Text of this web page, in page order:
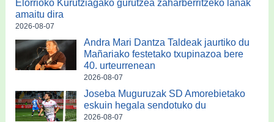
Elorrioko Kurutziagako gurutzea zaharberritzeko lanak
amaitu dira
2026-08-07
Andra Mari Dantza Taldeak jaurtiko du
Mañariako festetako txupinazoa bere
40. urteurrenean
2026-08-07
Joseba Muguruzak SD Amorebietako
eskuin hegala sendotuko du
2026-08-07